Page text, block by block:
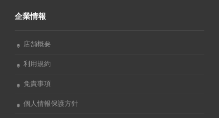
企業情報
店舗概要
利用規約
免責事項
個人情報保護方針